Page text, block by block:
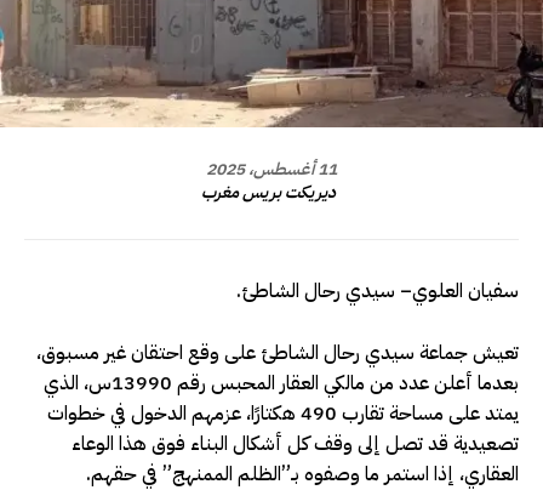
11 أغسطس، 2025
ديريكت بريس مغرب
سفيان العلوي– سيدي رحال الشاطئ.
تعيش جماعة سيدي رحال الشاطئ على وقع احتقان غير مسبوق،
بعدما أعلن عدد من مالكي العقار المحبس رقم 13990س، الذي
يمتد على مساحة تقارب 490 هكتارًا، عزمهم الدخول في خطوات
تصعيدية قد تصل إلى وقف كل أشكال البناء فوق هذا الوعاء
العقاري، إذا استمر ما وصفوه بـ”الظلم الممنهج” في حقهم.